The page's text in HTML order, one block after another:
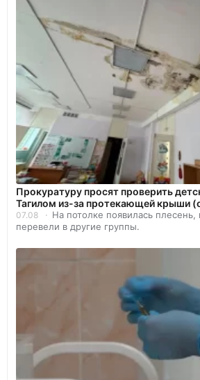
Прокуратуру просят проверить
Тагилом из-за протекающей крыши
07.08
На потолке появилась плесень,
перевели в другие группы.